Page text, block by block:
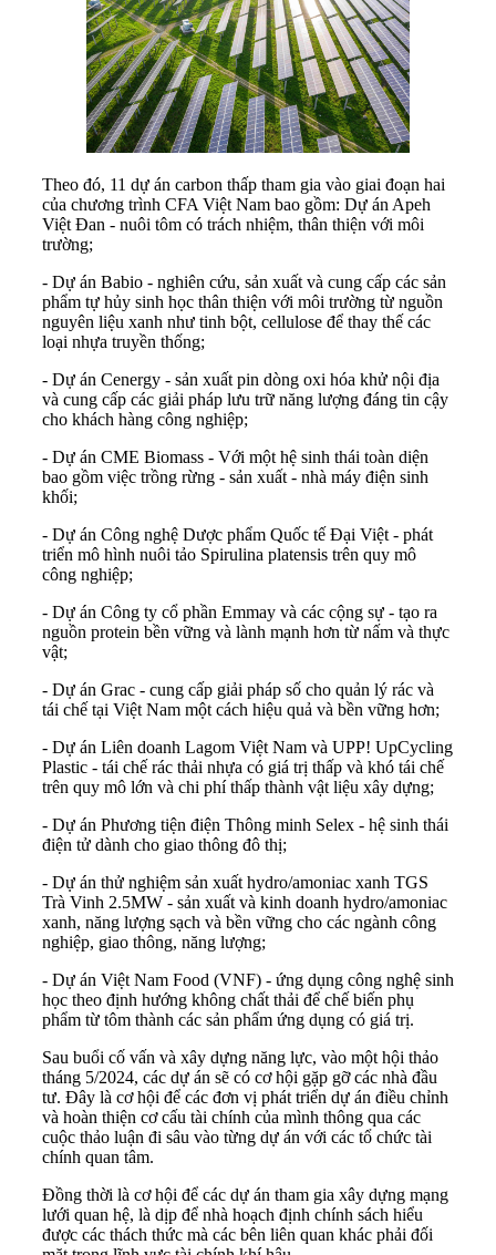
Theo đó, 11 dự án carbon thấp tham gia vào giai đoạn hai
của chương trình CFA Việt Nam bao gồm: Dự án Apeh
Việt Đan - nuôi tôm có trách nhiệm, thân thiện với môi
trường;
- Dự án Babio - nghiên cứu, sản xuất và cung cấp các sản
phẩm tự hủy sinh học thân thiện với môi trường từ nguồn
nguyên liệu xanh như tinh bột, cellulose để thay thế các
loại nhựa truyền thống;
- Dự án Cenergy - sản xuất pin dòng oxi hóa khử nội địa
và cung cấp các giải pháp lưu trữ năng lượng đáng tin cậy
cho khách hàng công nghiệp;
- Dự án CME Biomass - Với một hệ sinh thái toàn diện
bao gồm việc trồng rừng - sản xuất - nhà máy điện sinh
khối;
- Dự án Công nghệ Dược phẩm Quốc tế Đại Việt - phát
triển mô hình nuôi tảo Spirulina platensis trên quy mô
công nghiệp;
- Dự án Công ty cổ phần Emmay và các cộng sự - tạo ra
nguồn protein bền vững và lành mạnh hơn từ nấm và thực
vật;
- Dự án Grac - cung cấp giải pháp số cho quản lý rác và
tái chế tại Việt Nam một cách hiệu quả và bền vững hơn;
- Dự án Liên doanh Lagom Việt Nam và UPP! UpCycling
Plastic - tái chế rác thải nhựa có giá trị thấp và khó tái chế
trên quy mô lớn và chi phí thấp thành vật liệu xây dựng;
- Dự án Phương tiện điện Thông minh Selex - hệ sinh thái
điện tử dành cho giao thông đô thị;
- Dự án thử nghiệm sản xuất hydro/amoniac xanh TGS
Trà Vinh 2.5MW - sản xuất và kinh doanh hydro/amoniac
xanh, năng lượng sạch và bền vững cho các ngành công
nghiệp, giao thông, năng lượng;
- Dự án Việt Nam Food (VNF) - ứng dụng công nghệ sinh
học theo định hướng không chất thải để chế biến phụ
phẩm từ tôm thành các sản phẩm ứng dụng có giá trị.
Sau buổi cố vấn và xây dựng năng lực, vào một hội thảo
tháng 5/2024, các dự án sẽ có cơ hội gặp gỡ các nhà đầu
tư. Đây là cơ hội để các đơn vị phát triển dự án điều chỉnh
và hoàn thiện cơ cấu tài chính của mình thông qua các
cuộc thảo luận đi sâu vào từng dự án với các tổ chức tài
chính quan tâm.
Đồng thời là cơ hội để các dự án tham gia xây dựng mạng
lưới quan hệ, là dịp để nhà hoạch định chính sách hiểu
được các thách thức mà các bên liên quan khác phải đối